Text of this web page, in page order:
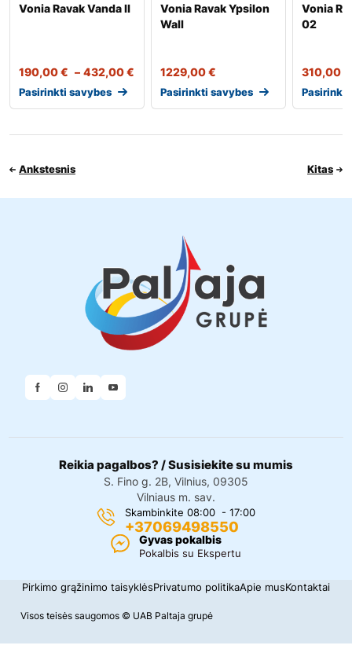
Vonia Ravak Vanda II
190,00€ – 432,00€
Pasirinkti savybes
Vonia Ravak Ypsilon
Wall
1229,00€
Pasirinkti savybes
Vonia
02
310,00
Pasirinkti
Ankstesnis Kitas
Reikia pagalbos? / Susisiekite su mumis
S. Fino g. 2B, Vilnius, 09305
Vilniaus m. sav.
Skambinkite 08:00 - 17:00
+37069498550
Gyvas pokalbis
Pokalbis su Ekspertu
Visos teisės saugomos © UAB Paltaja grupė
Pirkimo grąžinimo taisyklėsPrivatumo politikaApie musKontaktai